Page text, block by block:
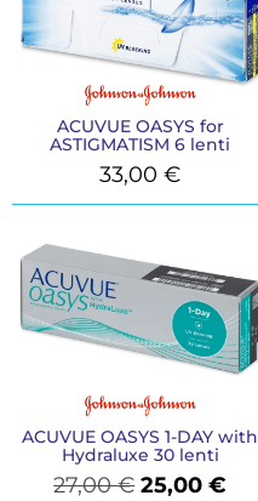
ACUVUE OASYS for
ASTIGMATISM 6 lenti
33,00€
ACUVUE OASYS 1-DAY with
Hydraluxe 30 lenti
27,00€ 25,00€